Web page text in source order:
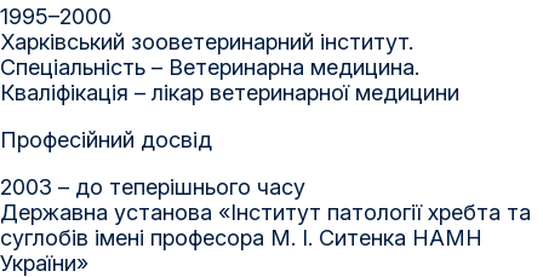
1995–2000
Харківський зооветеринарний інститут.
Спеціальність – Ветеринарна медицина.
Кваліфікація – лікар ветеринарної медицини
Професійний досвід
2003 – до теперішнього часу
Державна установа «Інститут патології хребта та
суглобів імені професора М. І. Ситенка НАМН
України»